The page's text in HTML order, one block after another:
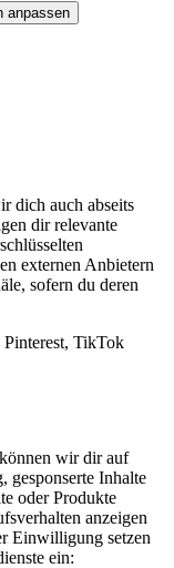
anpassen
dich auch abseits
dir relevante
externen Anbietern
sofern du deren
TikTok
wir dir auf
gesponserte Inhalte
oder Produkte
anzeigen
Einwilligung setzen
ein: